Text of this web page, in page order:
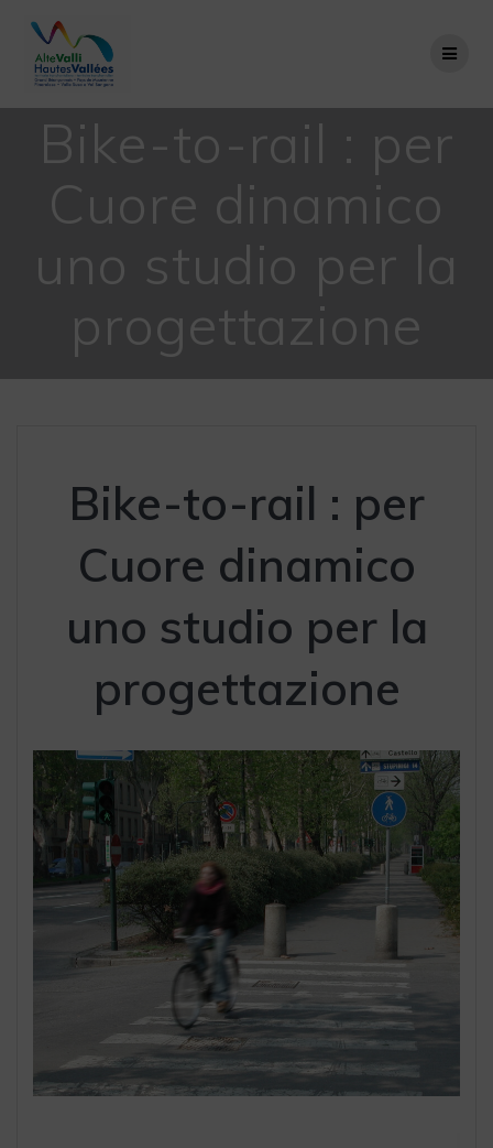
Bike-to-rail : per
Cuore dinamico
uno studio per la
progettazione
Bike-to-rail : per
Cuore dinamico
uno studio per la
progettazione